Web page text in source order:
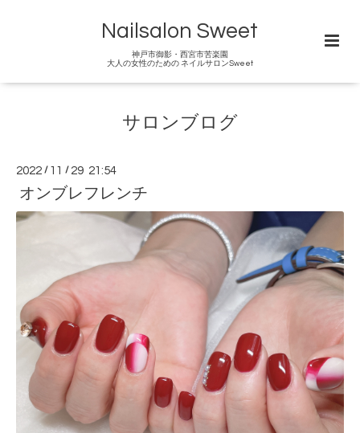
Nailsalon Sweet
神戸市御影・西宮市苦楽園
大人の女性のための ネイルサロンSweet
サロンブログ
2022 / 11 / 29 21:54
オンブレフレンチ